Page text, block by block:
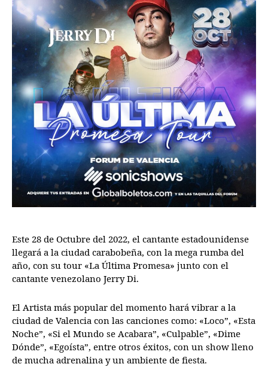
Este 28 de Octubre del 2022, el cantante estadounidense
llegará a la ciudad carabobeña, con la mega rumba del
año, con su tour «La Última Promesa» junto con el
cantante venezolano Jerry Di.
El Artista más popular del momento hará vibrar a la
ciudad de Valencia con las canciones como: «Loco”, «Esta
Noche”, «Si el Mundo se Acabara”, «Culpable”, «Dime
Dónde”, «Egoísta”, entre otros éxitos, con un show lleno
de mucha adrenalina y un ambiente de fiesta.